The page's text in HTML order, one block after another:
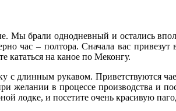
Мы брали однодневный и остались
час – полтора. Сначала вас
кататься на каное по Меконгу.
с длинным рукавом. Приветствуются
желании в процессе производства и
лодке, и посетите очень красивую